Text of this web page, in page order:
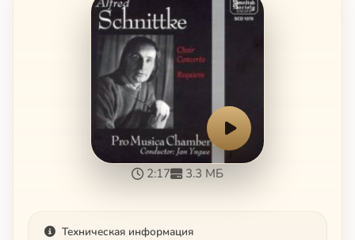
2:17 3.3 МБ
Техническая информация